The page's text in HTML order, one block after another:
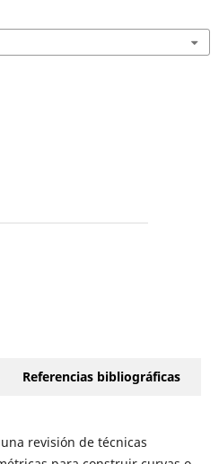
Referencias bibliográficas
revisión de técnicas